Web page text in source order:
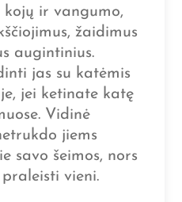
ir vangumo,
žaidimus
augintinius.
jas su katėmis
jei ketinate katę
Vidinė
jiems
savo šeimos, nors
vieni.